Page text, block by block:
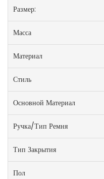
Размер:
Масса
Материал
Стиль
Основной Материал
Ручка/тип Ремня
Тип Закрытия
Пол